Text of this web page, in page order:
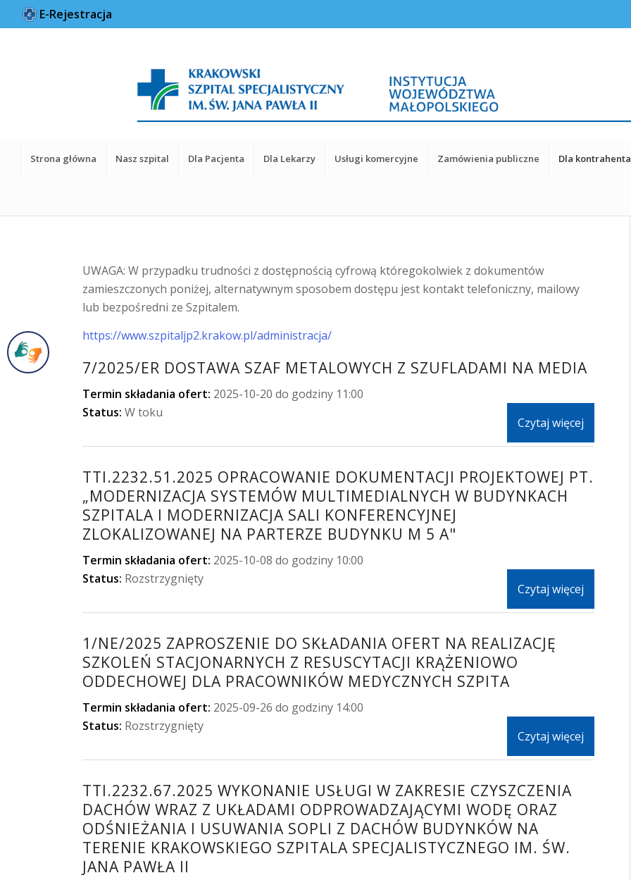
E-Rejestracja
Strona główna Nasz szpital Dla Pacjenta Dla Lekarzy Usługi komercyjne Zamówienia publiczne Dla kontrahenta
UWAGA: W przypadku trudności z dostępnością cyfrową któregokolwiek z dokumentów
zamieszczonych poniżej, alternatywnym sposobem dostępu jest kontakt telefoniczny, mailowy
lub bezpośredni ze Szpitalem.
https://www.szpitaljp2.krakow.pl/administracja/
7/2025/ER DOSTAWA SZAF METALOWYCH Z SZUFLADAMI NA MEDIA
Termin składania ofert: 2025-10-20 do godziny 11:00
Status:W toku
Czytaj więcej
TTI.2232.51.2025 OPRACOWANIE DOKUMENTACJI PROJEKTOWEJ PT.
„MODERNIZACJA SYSTEMÓW MULTIMEDIALNYCH W BUDYNKACH
SZPITALA I MODERNIZACJA SALI KONFERENCYJNEJ
ZLOKALIZOWANEJ NA PARTERZE BUDYNKU M 5 A"
Termin składania ofert: 2025-10-08 do godziny 10:00
Status: Rozstrzygnięty
Czytaj więcej
1/NE/2025 ZAPROSZENIE DO SKŁADANIA OFERT NA REALIZACJĘ
SZKOLEŃ STACJONARNYCH Z RESUSCYTACJI KRĄŻENIOWO
ODDECHOWEJ DLA PRACOWNIKÓW MEDYCZNYCH SZPITA
Termin składania ofert: 2025-09-26 do godziny 14:00
Status: Rozstrzygnięty
Czytaj więcej
TTI.2232.67.2025 WYKONANIE USŁUGI W ZAKRESIE CZYSZCZENIA
DACHÓW WRAZ Z UKŁADAMI ODPROWADZAJĄCYMI WODĘ ORAZ
ODŚNIEŻANIA I USUWANIA SOPLI Z DACHÓW BUDYNKÓW NA
TERENIE KRAKOWSKIEGO SZPITALA SPECJALISTYCZNEGO IM. ŚW.
JANA PAWŁA II